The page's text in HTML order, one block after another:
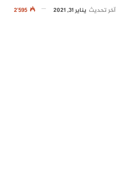
آخر تحديث يناير 31, 2021